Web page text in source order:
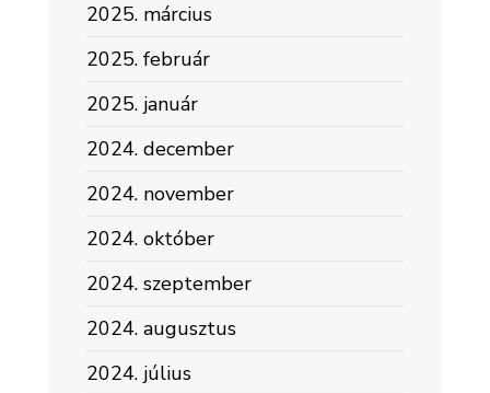
2025. március
2025. február
2025. január
2024. december
2024. november
2024. október
2024. szeptember
2024. augusztus
2024. július